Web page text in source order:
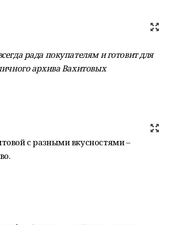
рада покупателям и готовит для
архива Вахитовых
с разными вкусностями –